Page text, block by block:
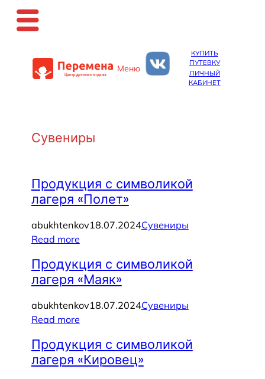
к
содержимому
Меню
КУПИТЬ
ПУТЕВКУ
ЛИЧНЫЙ
КАБИНЕТ
Сувениры
Продукция с символикой
лагеря «Полет»
abukhtenkov18.07.2024Сувениры
Read more
Продукция с символикой
лагеря «Маяк»
abukhtenkov18.07.2024Сувениры
Read more
Продукция с символикой
лагеря «Кировец»